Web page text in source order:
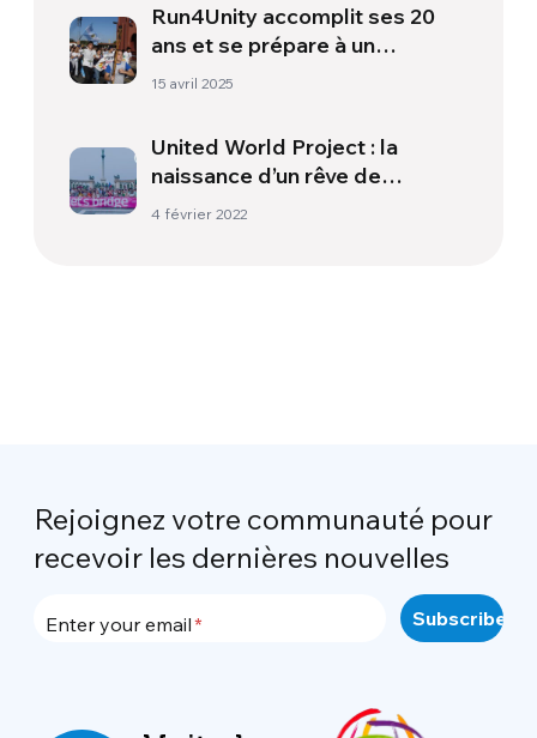
Run4Unity accomplit ses 20
ans et se prépare à un
anniversaire « glocal »
15 avril 2025
United World Project : la
naissance d’un rêve de
fraternité
4 février 2022
Rejoignez votre communauté pour
recevoir les dernières nouvelles
Enter your email